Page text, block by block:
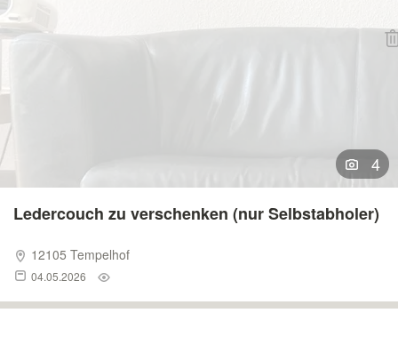
Anzeige aufgeben
4
Ledercouch zu verschenken (nur Selbstabholer)
12105 Tempelhof
04.05.2026